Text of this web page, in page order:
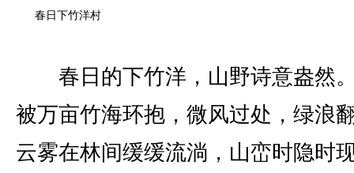
春日下竹洋村
春日的下竹洋，山野诗意盎然
被万亩竹海环抱，微风过处，绿浪
云雾在林间缓缓流淌，山峦时隐时